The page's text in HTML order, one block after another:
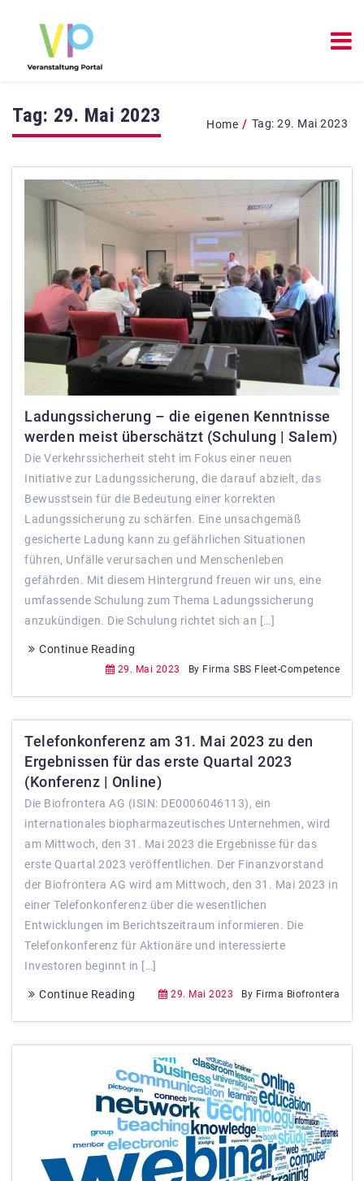
Tag: 29. Mai 2023 Home / Tag: 29. Mai 2023
Ladungssicherung – die eigenen Kenntnisse
werden meist überschätzt (Schulung | Salem)
Die Verkehrssicherheit steht im Fokus einer neuen
Initiative zur Ladungssicherung, die darauf abzielt, das
Bewusstsein für die Bedeutung einer korrekten
Ladungssicherung zu schärfen. Eine unsachgemäß
gesicherte Ladung kann zu gefährlichen Situationen
führen, Unfälle verursachen und Menschenleben
gefährden. Mit diesem Hintergrund freuen wir uns, eine
umfassende Schulung zum Thema Ladungssicherung
anzukündigen. Die Schulung richtet sich an […]
Continue Reading
29. Mai 2023 By Firma SBS Fleet-Competence
Telefonkonferenz am 31. Mai 2023 zu den
Ergebnissen für das erste Quartal 2023
(Konferenz | Online)
Die Biofrontera AG (ISIN: DE0006046113), ein
internationales biopharmazeutisches Unternehmen, wird
am Mittwoch, den 31. Mai 2023 die Ergebnisse für das
erste Quartal 2023 veröffentlichen. Der Finanzvorstand
der Biofrontera AG wird am Mittwoch, den 31. Mai 2023 in
einer Telefonkonferenz über die wesentlichen
Entwicklungen im Berichtszeitraum informieren. Die
Telefonkonferenz für Aktionäre und interessierte
Investoren beginnt in […]
Continue Reading 29. Mai 2023 By Firma Biofrontera